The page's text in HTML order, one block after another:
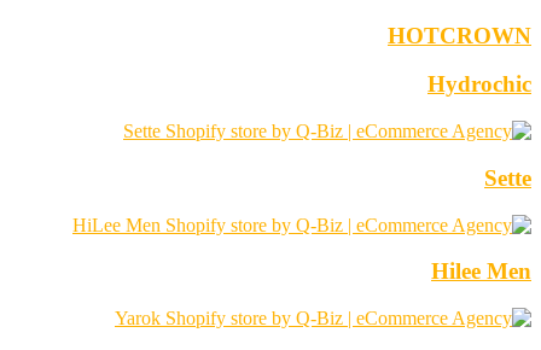
HOTCROWN
Hydrochic
Sette
Hilee Men